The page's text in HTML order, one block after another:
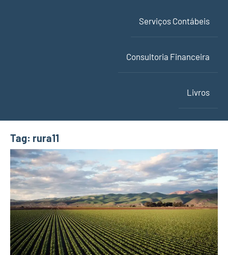
Serviços Contábeis
Consultoria Financeira
Livros
Tag: rura11